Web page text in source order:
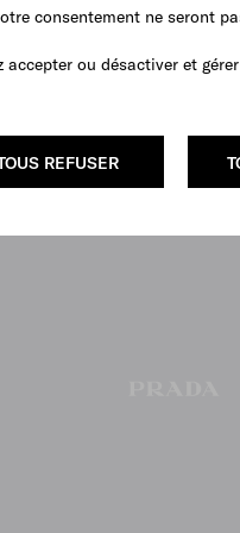
consentement ne seront
ou désactiver et
REFUSER
élastiques Collapse
CAD